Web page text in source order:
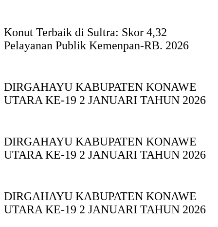
Konut Terbaik di Sultra: Skor 4,32
Pelayanan Publik Kemenpan-RB. 2026
DIRGAHAYU KABUPATEN KONAWE
UTARA KE-19 2 JANUARI TAHUN 2026
DIRGAHAYU KABUPATEN KONAWE
UTARA KE-19 2 JANUARI TAHUN 2026
DIRGAHAYU KABUPATEN KONAWE
UTARA KE-19 2 JANUARI TAHUN 2026